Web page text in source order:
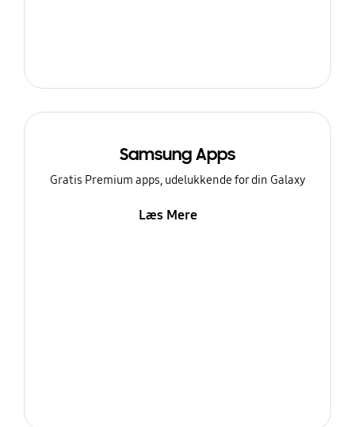
Samsung Apps
Gratis Premium apps, udelukkende for din Galaxy
Læs Mere